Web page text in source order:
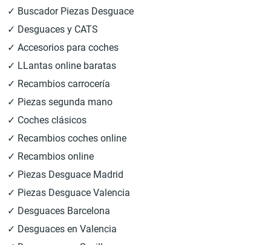
✓ Buscador Piezas Desguace
✓ Desguaces y CATS
✓ Accesorios para coches
✓ LLantas online baratas
✓ Recambios carrocería
✓ Piezas segunda mano
✓ Coches clásicos
✓ Recambios coches online
✓ Recambios online
✓ Piezas Desguace Madrid
✓ Piezas Desguace Valencia
✓ Desguaces Barcelona
✓ Desguaces en Valencia